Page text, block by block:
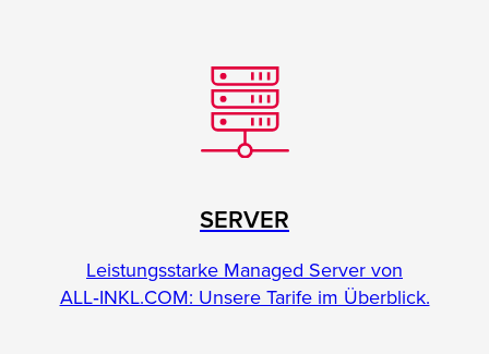
SERVER
Leistungsstarke Managed Server von
ALL‑INKL.COM: Unsere Tarife im Überblick.